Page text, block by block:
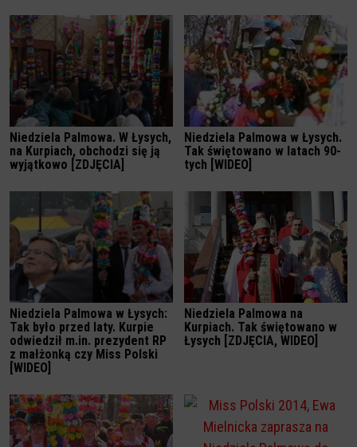
Niedziela Palmowa. W Łysych,
na Kurpiach, obchodzi się ją
wyjątkowo [ZDJĘCIA]
Niedziela Palmowa w Łysych.
Tak świętowano w latach 90-
tych [WIDEO]
Niedziela Palmowa w Łysych:
Tak było przed laty. Kurpie
odwiedził m.in. prezydent RP
z małżonką czy Miss Polski
[WIDEO]
Niedziela Palmowa na
Kurpiach. Tak świętowano w
Łysych [ZDJĘCIA, WIDEO]